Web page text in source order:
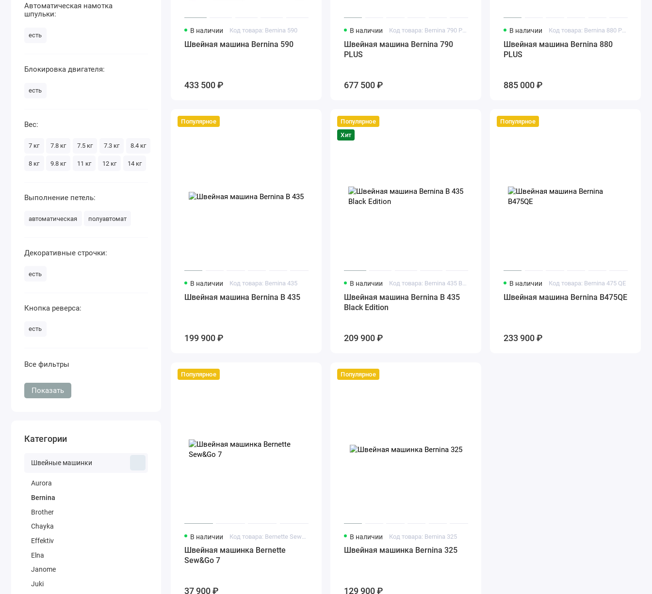
Автоматическая намотка
шпульки:
есть
Блокировка двигателя:
есть
Вес:
7 кг 7.8 кг 7.5 кг 7.3 кг 8.4 кг
8 кг 9.8 кг 11 кг 12 кг 14 кг
Выполнение петель:
автоматическая полуавтомат
Декоративные строчки:
есть
Кнопка реверса:
есть
Все фильтры
Показать
Категории
Швейные машинки
Aurora
Bernina
Brother
Chayka
Effektiv
Elna
Janome
Juki
В наличии Код товара: Bernina 590
Швейная машина Bernina 590
433 500 ₽
В наличии Код товара: Bernina 790 PLUS
Швейная машина Bernina 790
PLUS
677 500 ₽
В наличии Код товара: Bernina 880 PLUS
Швейная машина Bernina 880
PLUS
885 000 ₽
Популярное
В наличии Код товара: Bernina 435
Швейная машина Bernina B 435
199 900 ₽
Популярное
Хит
В наличии Код товара: Bernina 435 Black Edition
Швейная машина Bernina B 435
Black Edition
209 900 ₽
Популярное
В наличии Код товара: Bernina 475 QE
Швейная машина Bernina B475QE
233 900 ₽
Популярное
В наличии
Швейная машинка Bernette
Sew&Go 7
37 900 ₽
Популярное
В наличии Код товара: Bernina 325
Швейная машинка Bernina 325
129 900 ₽